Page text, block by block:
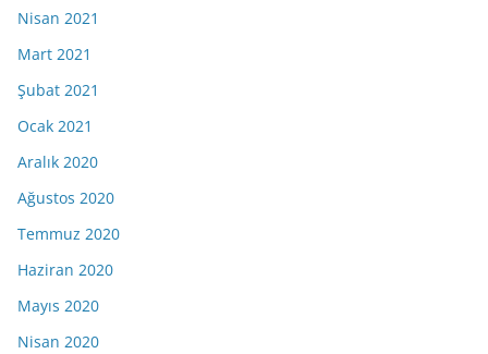
Nisan 2021
Mart 2021
Şubat 2021
Ocak 2021
Aralık 2020
Ağustos 2020
Temmuz 2020
Haziran 2020
Mayıs 2020
Nisan 2020